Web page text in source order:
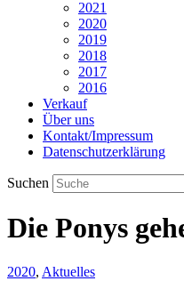
2021
2020
2019
2018
2017
2016
Verkauf
Über uns
Kontakt/Impressum
Datenschutzerklärung
Suchen
Die Ponys
2020, Aktuelles